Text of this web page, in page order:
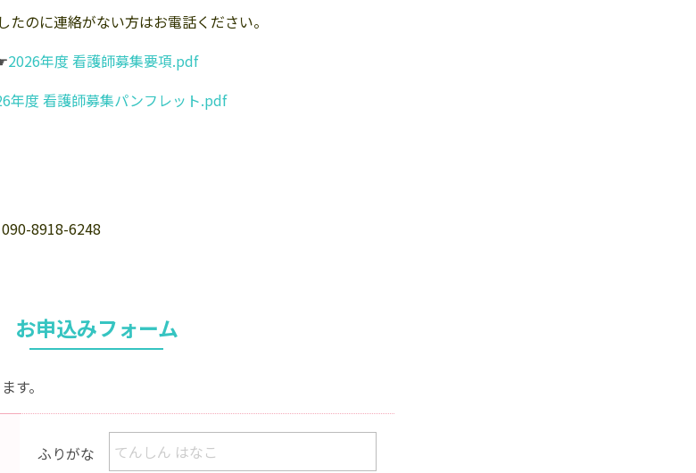
のに連絡がない方はお電話ください。
2026年度 看護師募集要項.pdf
年度 看護師募集パンフレット.pdf
8918-6248
お申込みフォーム
す。
ふりがな